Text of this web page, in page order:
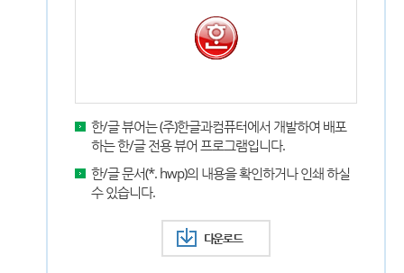
한/글 뷰어는 (주)한글과컴퓨터에서 개발하여 배포
하는 한/글 전용 뷰어 프로그램입니다.
한/글 문서(*. hwp)의 내용을 확인하거나 인쇄 하실
수 있습니다.
다운로드